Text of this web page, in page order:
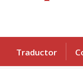
Traductor